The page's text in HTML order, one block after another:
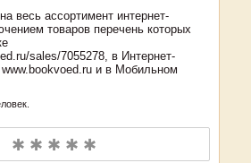
весь ассортимент интернет-
товаров перечень которых
sales/7055278, в Интернет-
www.bookvoed.ru и в Мобильном
✱ ✱ ✱ ✱ ✱